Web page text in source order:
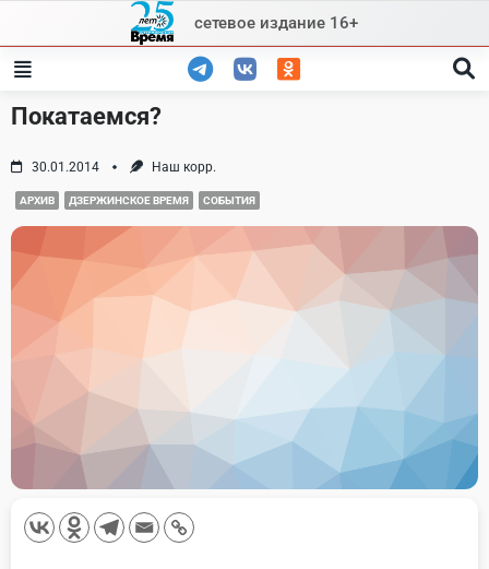
content
сетевое издание 16+
Покатаемся?
30.01.2014 Наш корр.
АРХИВ ДЗЕРЖИНСКОЕ ВРЕМЯ СОБЫТИЯ